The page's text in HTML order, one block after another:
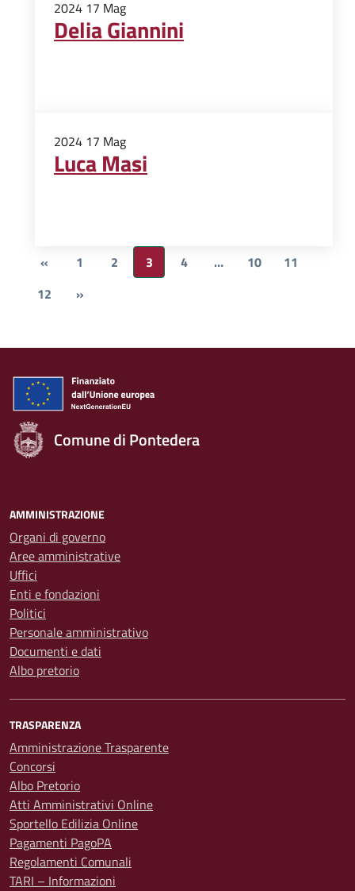
2024 17 Mag
Delia Giannini
2024 17 Mag
Luca Masi
« 1 2 3 4 … 10
11
12
»
Comune di Pontedera
AMMINISTRAZIONE
Organi di governo
Aree amministrative
Uffici
Enti e fondazioni
Politici
Personale amministrativo
Documenti e dati
Albo pretorio
TRASPARENZA
Amministrazione Trasparente
Concorsi
Albo Pretorio
Atti Amministrativi Online
Sportello Edilizia Online
Pagamenti PagoPA
Regolamenti Comunali
TARI – Informazioni